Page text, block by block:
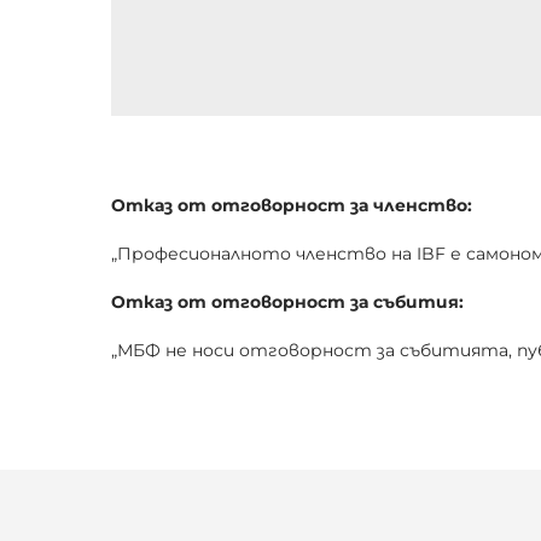
Отказ от отговорност за членство:
„Професионалното членство на IBF е
Отказ от отговорност за събития:
„МБФ не носи отговорност за събитията,